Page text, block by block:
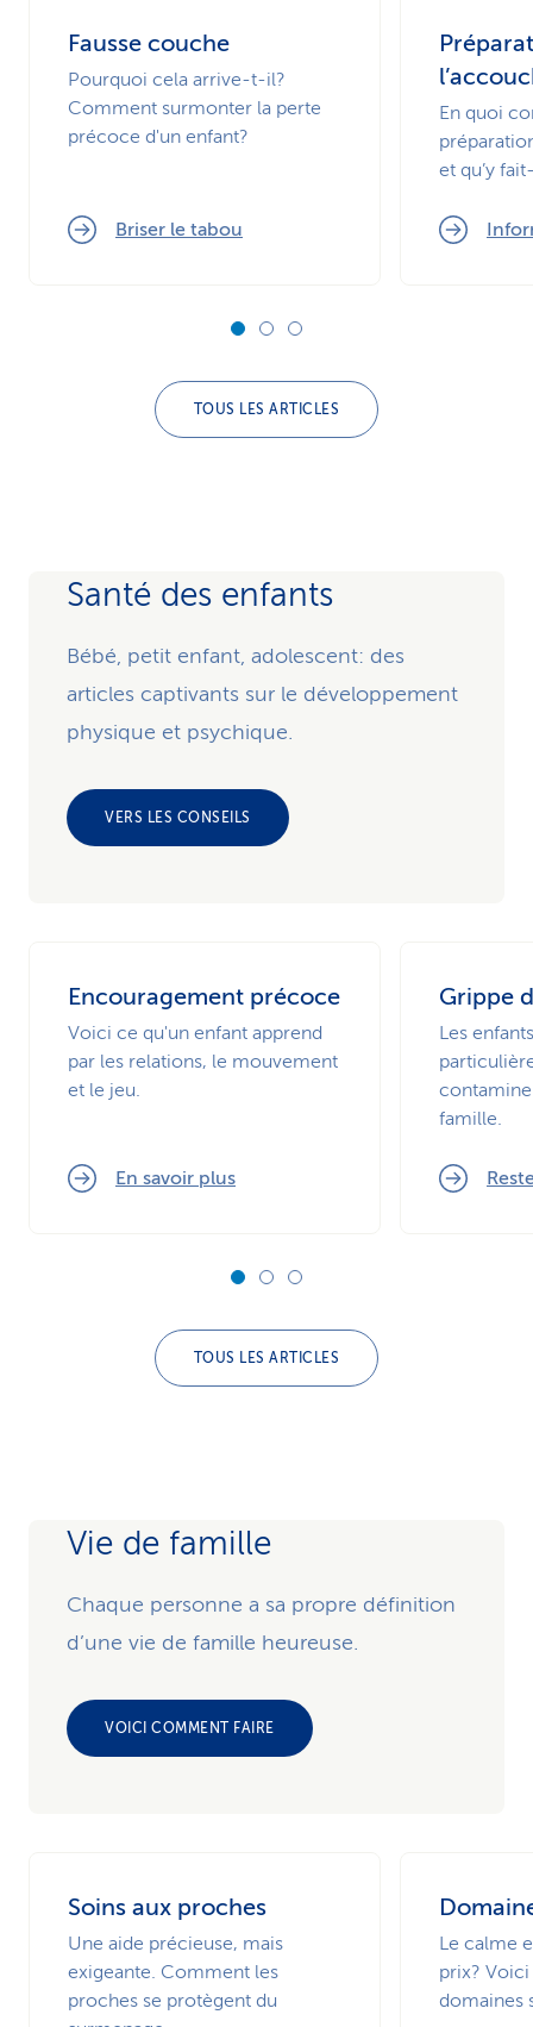
Fausse couche
Pourquoi cela arrive-t-il?
Comment surmonter la perte
précoce d'un enfant?
Briser le tabou
En quoi
et qu’y
TOUS LES ARTICLES
Santé des enfants
Bébé, petit enfant, adolescent: des
articles captivants sur le développement
physique et psychique.
VERS LES CONSEILS
Encouragement précoce
Voici ce qu'un enfant apprend
par les relations, le mouvement
et le jeu.
En savoir plus
Grippe
Les
famille.
TOUS LES ARTICLES
Vie de famille
Chaque personne a sa propre définition
d’une vie de famille heureuse.
VOICI COMMENT FAIRE
Soins aux proches
Une aide précieuse, mais
exigeante. Comment les
proches se protègent du
Le calme
prix?
domaines